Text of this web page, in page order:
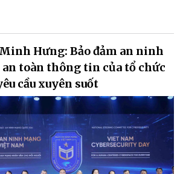
Hưng: Bảo đảm an ninh
toàn thông tin của tổ chức
cầu xuyên suốt